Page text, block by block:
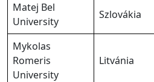
Matej Bel
University
Szlovákia
Mykolas
Romeris
University
Litvánia